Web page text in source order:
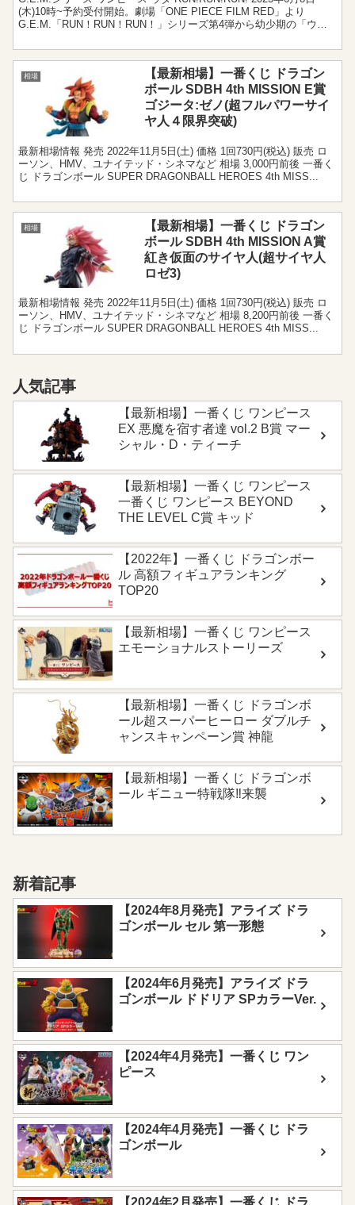
(木)10時~予約受付開始。劇場「ONE PIECE FILM RED」より
G.E.M.「RUN！RUN！RUN！」シリーズ第4弾から幼少期の「ウ
相場
【最新相場】一番くじ ドラゴン
ボール SDBH 4th MISSION E賞
ゴジータ:ゼノ(超フルパワーサイ
ヤ人４限界突破)
最新相場情報 発売 2022年11月5日(土) 価格 1回730円(税込) 販売 ロ
ーソン、HMV、ユナイテッド・シネマなど 相場 3,000円前後 一番く
じ ドラゴンボール SUPER DRAGONBALL HEROES 4th MISS...
相場
【最新相場】一番くじ ドラゴン
ボール SDBH 4th MISSION A賞
紅き仮面のサイヤ人(超サイヤ人
ロゼ3)
最新相場情報 発売 2022年11月5日(土) 価格 1回730円(税込) 販売 ロ
ーソン、HMV、ユナイテッド・シネマなど 相場 8,200円前後 一番く
じ ドラゴンボール SUPER DRAGONBALL HEROES 4th MISS...
人気記事
【最新相場】一番くじ ワンピース
EX 悪魔を宿す者達 vol.2 B賞 マー
シャル・D・ティーチ
【最新相場】一番くじ ワンピース
一番くじ ワンピース BEYOND
THE LEVEL C賞 キッド
【2022年】一番くじ ドラゴンボー
ル 高額フィギュアランキング
TOP20
【最新相場】一番くじ ワンピース
エモーショナルストーリーズ
【最新相場】一番くじ ドラゴンボ
ール超スーパーヒーロー ダブルチ
ャンスキャンペーン賞 神龍
【最新相場】一番くじ ドラゴンボ
ール ギニュー特戦隊‼来襲
新着記事
【2024年8月発売】アライズ ドラ
ゴンボール セル 第一形態
【2024年6月発売】アライズ ドラ
ゴンボール ドドリア SPカラーVer.
【2024年4月発売】一番くじ ワン
ピース
【2024年4月発売】一番くじ ドラ
ゴンボール